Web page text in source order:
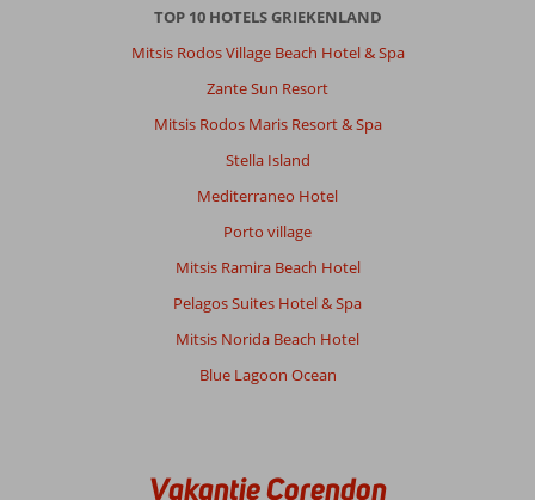
TOP 10 HOTELS GRIEKENLAND
Mitsis Rodos Village Beach Hotel & Spa
Zante Sun Resort
Mitsis Rodos Maris Resort & Spa
Stella Island
Mediterraneo Hotel
Porto village
Mitsis Ramira Beach Hotel
Pelagos Suites Hotel & Spa
Mitsis Norida Beach Hotel
Blue Lagoon Ocean
Vakantie Corendon